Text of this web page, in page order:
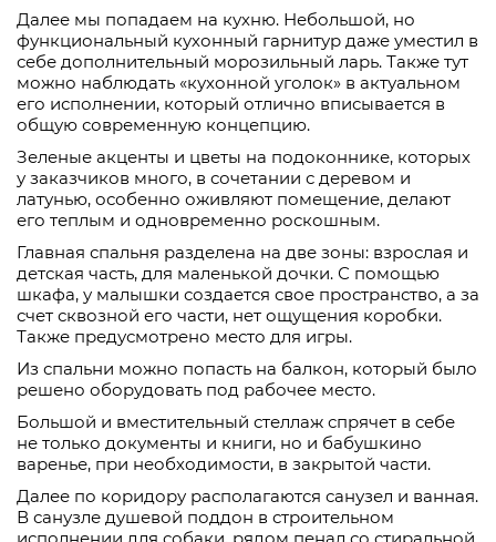
Далее мы попадаем на кухню. Небольшой, но
функциональный кухонный гарнитур даже уместил в
себе дополнительный морозильный ларь. Также тут
можно наблюдать «кухонной уголок» в актуальном
его исполнении, который отлично вписывается в
общую современную концепцию.
Зеленые акценты и цветы на подоконнике, которых
у заказчиков много, в сочетании с деревом и
латунью, особенно оживляют помещение, делают
его теплым и одновременно роскошным.
Главная спальня разделена на две зоны: взрослая и
детская часть, для маленькой дочки. С помощью
шкафа, у малышки создается свое пространство, а за
счет сквозной его части, нет ощущения коробки.
Также предусмотрено место для игры.
Из спальни можно попасть на балкон, который было
решено оборудовать под рабочее место.
Большой и вместительный стеллаж спрячет в себе
не только документы и книги, но и бабушкино
варенье, при необходимости, в закрытой части.
Далее по коридору располагаются санузел и ванная.
В санузле душевой поддон в строительном